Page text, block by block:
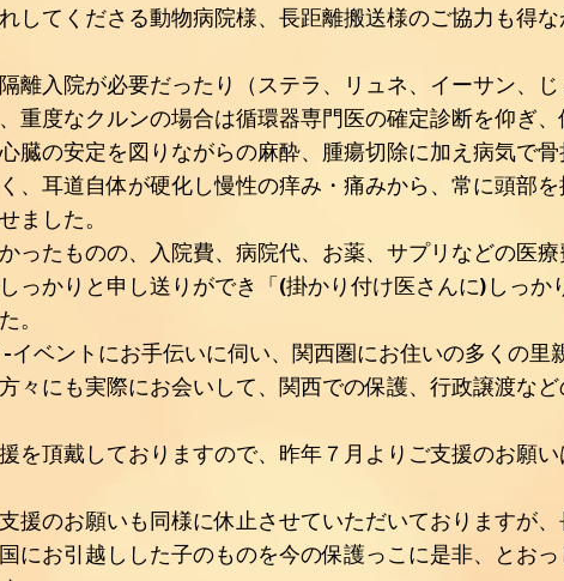
してくださる動物病院様、長距離搬送様のご協力も得
離入院が必要だったり（ステラ、リュネ、イーサン、じ
重度なクルンの場合は循環器専門医の確定診断を仰ぎ
臓の安定を図りながらの麻酔、腫瘍切除に加え病気で
、耳道自体が硬化し慢性の痒み・痛みから、常に頭部
ました。
ったものの、入院費、病院代、お薬、サプリなどの医
っかりと申し送りができ「(掛かり付け医さんに)しっか
。
ベントにお手伝いに伺い、関西圏にお住いの多くの里
々にも実際にお会いして、関西での保護、行政譲渡な
を頂戴しておりますので、昨年７月よりご支援のお願
援のお願いも同様に休止させていただいておりますが
にお引越しした子のものを今の保護っこに是非、とお